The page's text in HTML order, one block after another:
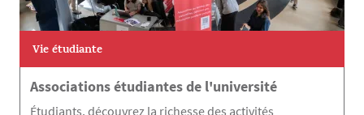
Vie étudiante
Associations étudiantes de l'université
Étudiants, découvrez la richesse des activités